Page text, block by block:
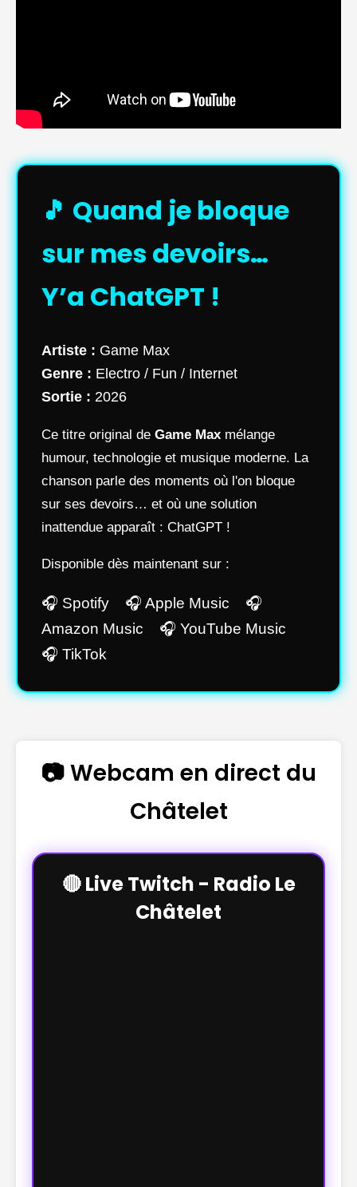
🎵 Quand je bloque
sur mes devoirs…
Y’a ChatGPT !
Artiste : Game Max
Genre : Electro / Fun / Internet
Sortie : 2026
Ce titre original de Game Max mélange
humour, technologie et musique moderne. La
chanson parle des moments où l'on bloque
sur ses devoirs… et où une solution
inattendue apparaît : ChatGPT !
Disponible dès maintenant sur :
🎧 Spotify 🎧 Apple Music 🎧
Amazon Music 🎧 YouTube Music
🎧 TikTok
📷 Webcam en direct du
Châtelet
🔴 Live Twitch - Radio Le
Châtelet